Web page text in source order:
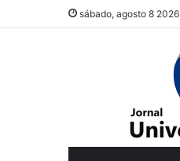
sábado, agosto 8 2026